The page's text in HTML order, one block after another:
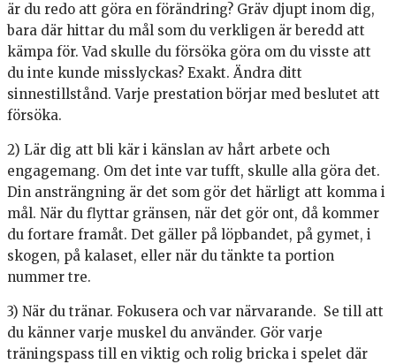
är du redo att göra en förändring? Gräv djupt inom dig,
bara där hittar du mål som du verkligen är beredd att
kämpa för. Vad skulle du försöka göra om du visste att
du inte kunde misslyckas? Exakt. Ändra ditt
sinnestillstånd. Varje prestation börjar med beslutet att
försöka.
2) Lär dig att bli kär i känslan av hårt arbete och
engagemang. Om det inte var tufft, skulle alla göra det.
Din ansträngning är det som gör det härligt att komma i
mål. När du flyttar gränsen, när det gör ont, då kommer
du fortare framåt. Det gäller på löpbandet, på gymet, i
skogen, på kalaset, eller när du tänkte ta portion
nummer tre.
3) När du tränar. Fokusera och var närvarande. Se till att
du känner varje muskel du använder. Gör varje
träningspass till en viktig och rolig bricka i spelet där